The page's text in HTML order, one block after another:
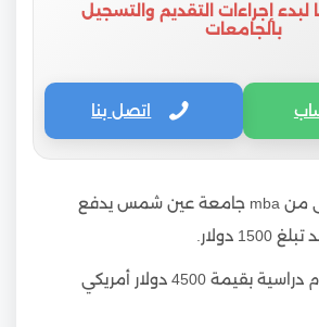
إجراءات التقديم والتسجيل
بالجامعات
اتصل بنا
في السنة الأولى من mba جامعة عين شمس يدفع
دولار.
ينبغي دفع رسوم دراسية بقيمة 4500 دولار أمريكي